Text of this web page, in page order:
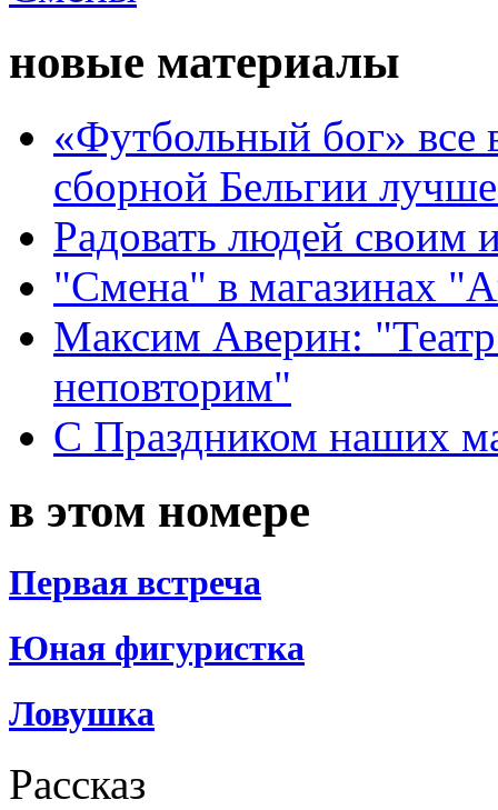
новые материалы
«Футбольный бог» все
сборной Бельгии
Радовать людей своим
"Смена" в магазинах
Максим Аверин:
неповторим"
С Праздником наших
в этом номере
Первая встреча
Юная фигуристка
Ловушка
Рассказ